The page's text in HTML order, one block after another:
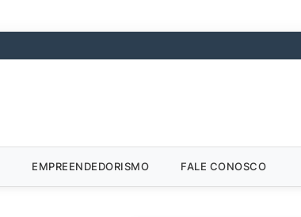
EMPREENDEDORISMO FALE CONOSCO